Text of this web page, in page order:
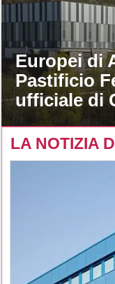
Europei di
Pastificio
ufficiale di
LA NOTIZIA